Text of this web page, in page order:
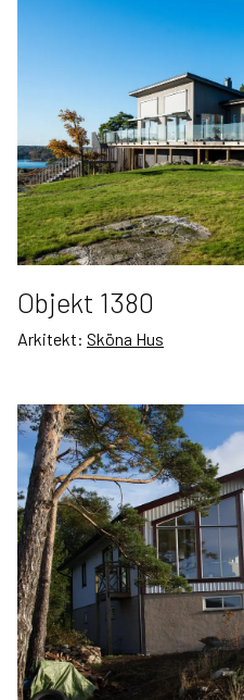
Objekt 1380
Arkitekt: Sköna Hus